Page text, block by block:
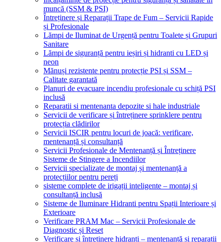
muncă (SSM & PSI)
Întreținere și Reparații Trape de Fum – Servicii Rapide
și Profesionale
Lămpi de Iluminat de Urgență pentru Toalete și Grupuri
Sanitare
Lămpi de siguranță pentru ieșiri și hidranti cu LED și
neon
Mănuși rezistente pentru protecție PSI și SSM –
Calitate garantată
Planuri de evacuare incendiu profesionale cu schiță PSI
inclusă
Reparatii si mentenanta depozite si hale industriale
Servicii de verificare și întreținere sprinklere pentru
protecția clădirilor
Servicii ISCIR pentru locuri de joacă: verificare,
mentenanță și consultanță
Servicii Profesionale de Mentenanță și Întreținere
Sisteme de Stingere a Incendiilor
Servicii specializate de montaj și mentenanță a
protecțiilor pentru pereți
sisteme complete de irigații inteligente – montaj și
consultanță inclusă
Sisteme de Iluminare Hidranti pentru Spații Interioare și
Exterioare
Verificare PRAM Mac – Servicii Profesionale de
Diagnostic și Reset
Verificare și întreținere hidranți – mentenanță și reparații